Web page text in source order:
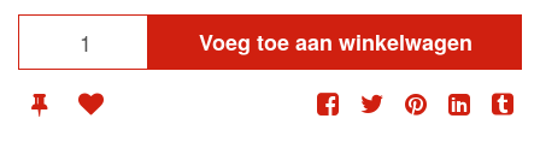
Voeg toe aan winkelwagen